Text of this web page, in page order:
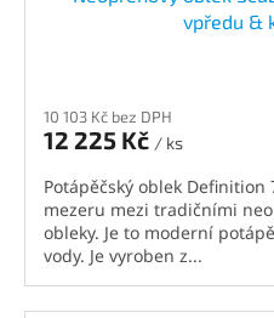
vpředu &
10 103 Kč bez DPH
12 225 Kč / ks
Potápěčský oblek
mezeru mezi tradičními
obleky. Je to moderní
vody. Je vyroben z...